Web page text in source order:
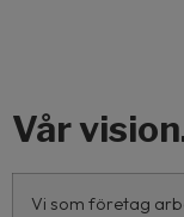
Vår
Vi som företag